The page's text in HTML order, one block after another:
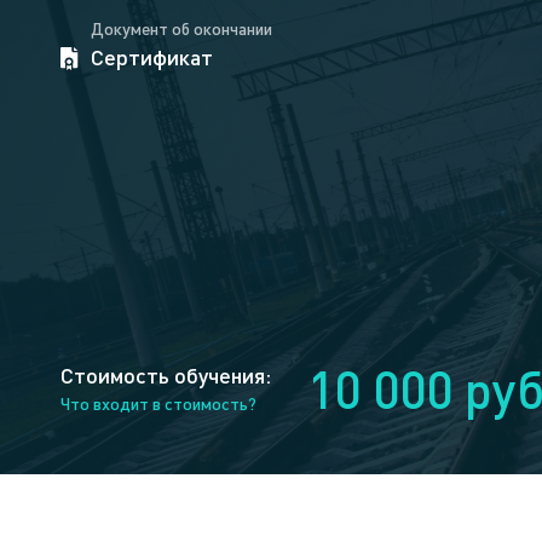
Документ об окончании
Сертификат
Стоимость обучения:
Что входит в стоимость? 10 000